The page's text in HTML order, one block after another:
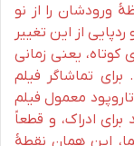
ورودشان را از نو
از این تغییر
کوتاه، یعنی زمانی
تماشاگر فیلم
معمول فیلم
ادراک، و قطعاً
این همان نقطۀ